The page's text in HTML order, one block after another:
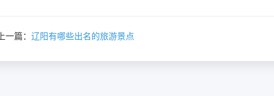
上一篇： 辽阳有哪些出名的旅游景点